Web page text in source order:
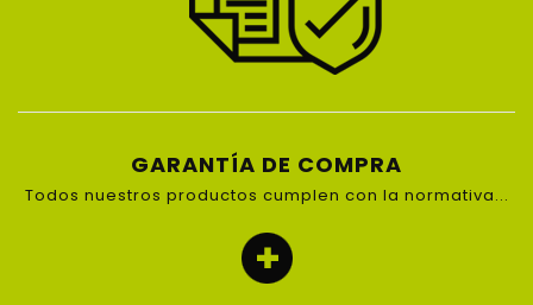
GARANTÍA DE COMPRA
Todos nuestros productos cumplen con la normativa...